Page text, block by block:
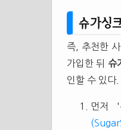
슈가싱
즉, 추천한
가입한 뒤 슈
인할 수 있다
먼저 '